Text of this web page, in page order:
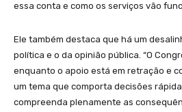
essa conta e como os serviços vão
Ele também destaca que há um
política e o da opinião pública. “O
enquanto o apoio está em retração e
um tema que comporta decisões
compreenda plenamente as